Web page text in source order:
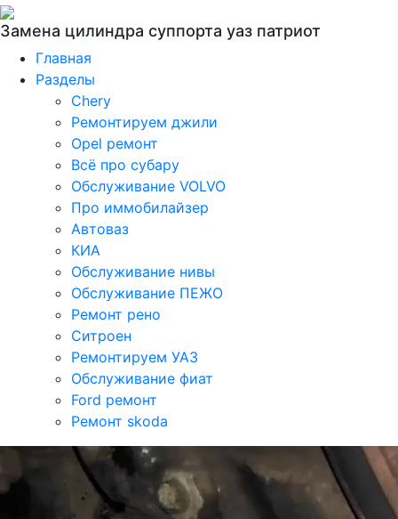
Замена цилиндра суппорта уаз патриот
Главная
Разделы
Chery
Ремонтируем джили
Opel ремонт
Всё про субару
Обслуживание VOLVO
Про иммобилайзер
Автоваз
КИА
Обслуживание нивы
Обслуживание ПЕЖО
Ремонт рено
Ситроен
Ремонтируем УАЗ
Обслуживание фиат
Ford ремонт
Ремонт skoda